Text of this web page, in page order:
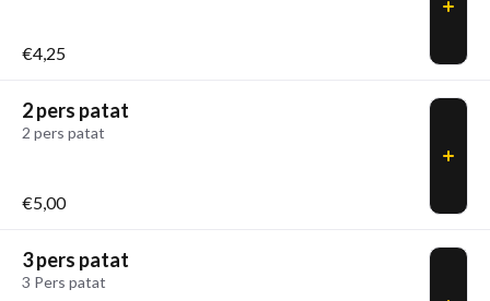
€4,25
2 pers patat
2 pers patat
€5,00
3 pers patat
3 Pers patat